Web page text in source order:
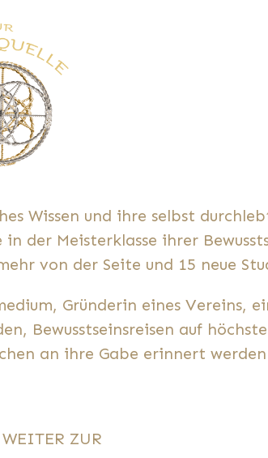
Wissen und ihre selbst
der Meisterklasse ihrer
von der Seite und 15 neue
Gründerin eines Vereins,
Bewusstseinsreisen auf
an ihre Gabe erinnert
WEITER ZUR